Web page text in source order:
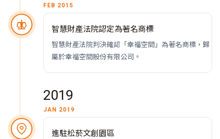
FEB 2015
智慧財產法院認定為著名商標
智慧財產法院判決確認「幸福空間」為著名商標，歸
屬於幸福空間股份有限公司。
2019
JAN 2019
進駐松菸文創園區